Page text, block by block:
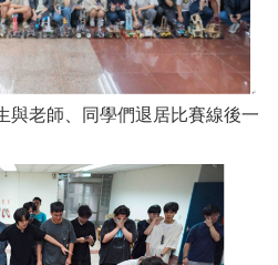
與老師
同學們退居比賽線後一